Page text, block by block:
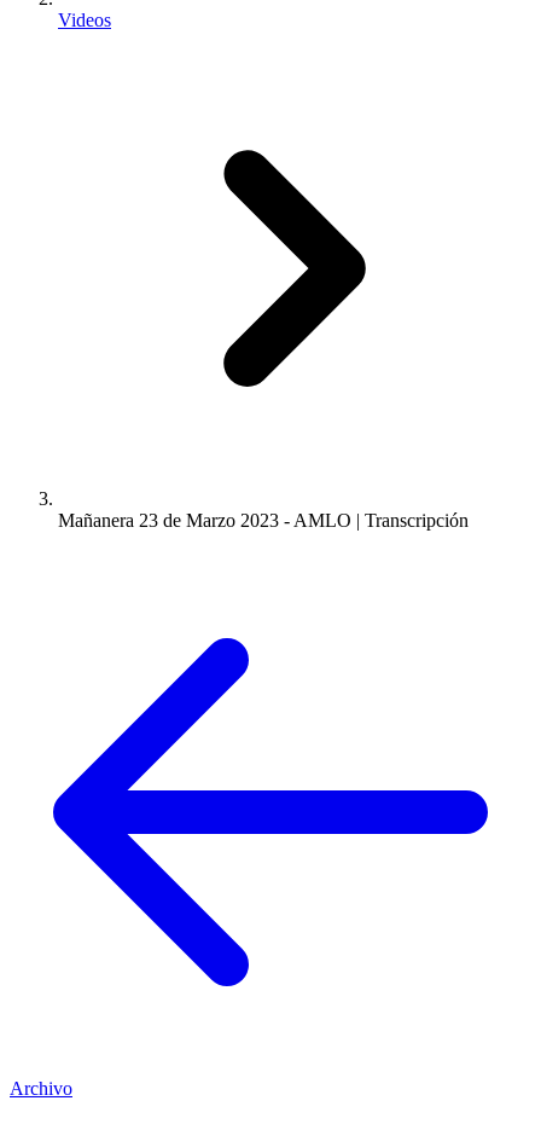
Videos
Mañanera 23 de Marzo 2023 - AMLO | Transcripción
Archivo